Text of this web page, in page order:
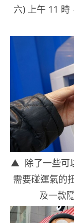
六) 上午 11 時
▲ 除了一些可
需要碰運氣的
及一款